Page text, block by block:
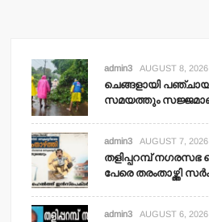
admin3 AUGUST 8, 2026
ചെങ്ങളായി
സമയത്തും
admin3 AUGUST 7, 2026
തളിപ്പറമ്പ് നഗരസഭ
പേരെ തരംതാഴ്ത്തി
admin3 AUGUST 6, 2026